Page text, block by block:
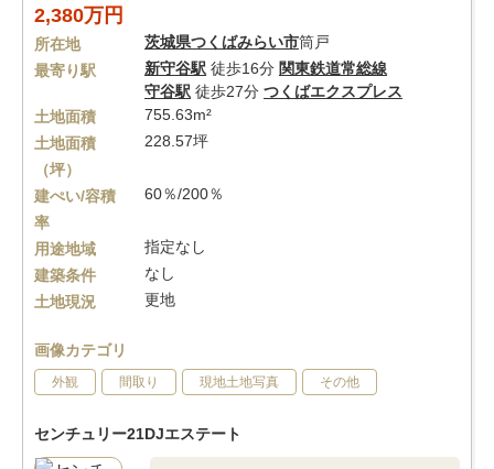
2,380万円
所在地 茨城県つくばみらい市筒戸
最寄り駅
新守谷駅 徒歩16分 関東鉄道常総線
守谷駅 徒歩27分 つくばエクスプレス
土地面積
755.63m²
土地面積
（坪）
228.57坪
建ぺい/容積
率
60％/200％
用途地域
指定なし
建築条件
なし
土地現況
更地
画像カテゴリ
外観 間取り 現地土地写真 その他
センチュリー21DJエステート